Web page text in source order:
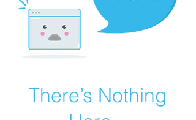
There’s Nothing